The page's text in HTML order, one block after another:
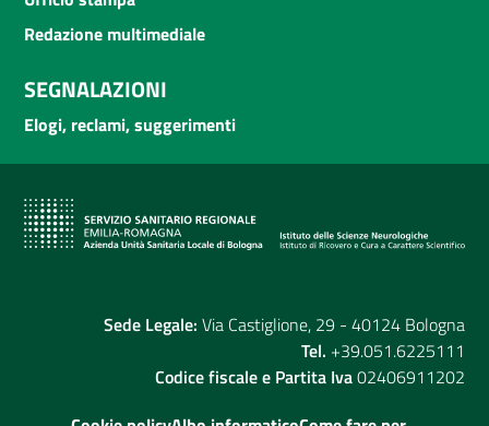
Redazione multimediale
SEGNALAZIONI
Elogi, reclami, suggerimenti
Sede Legale: Via Castiglione, 29 - 40124 Bologna
Tel. +39.051.6225111
Codice fiscale e Partita Iva02406911202